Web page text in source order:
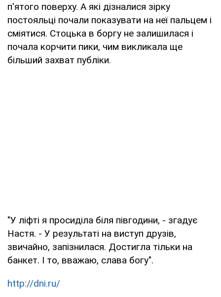
п'ятого поверху. А які дізналися зірку
постояльці почали показувати на неї пальцем і
сміятися. Стоцька в боргу не залишилася і
почала корчити пики, чим викликала ще
більший захват публіки.
"У ліфті я просиділа біля півгодини, - згадує
Настя. - У результаті на виступ друзів,
звичайно, запізнилася. Достигла тільки на
банкет. І то, вважаю, слава богу".
http://dni.ru/